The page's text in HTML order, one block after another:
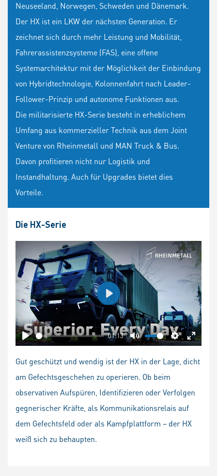
Neuseeland, Norwegen, Schweden und Dänemark.
Der HX ist ein LKW der nächsten Generation. Er
zeichnet sich durch mehr Leistung und Mobilität,
Fahrerassistenzsysteme (FAS), eine offene
Systemarchitektur mit der Möglichkeit der Einbindung
von Hybridtechnologie, Kolonnenfahrt nach Leader-
Follower-Prinzip und autonome Funktionen aus.
Die militarisierte HX-Serie besteht in erheblichem
Umfang aus kommerzieller Technik aus dem Joint
Venture von Rheinmetall und MAN Truck & Bus.
Davon profitieren nicht nur Logistik und
Instandhaltung. Auch für Upgrades bietet dies
Vorteile.
Die HX-Serie
Play
01:13
Mute Settings
Enter
Play
Gut geschützt und wendig ist der HX in der Lage, dicht
am Gefechtsgeschehen zu operieren. Ob beim
observativen Aufspüren, Identifizieren oder Verfolgen
gegnerischer Kräfte, als Kommunikationsrelais auf
dem Gefechtsfeld oder als Kampfplattform – der HX
weiß sich zu behaupten.